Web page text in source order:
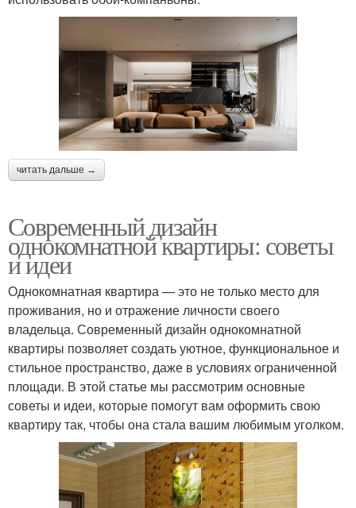
читать дальше →
Современный дизайн
однокомнатной квартиры: советы
и идеи
Однокомнатная квартира — это не только место для
проживания, но и отражение личности своего
владельца. Современный дизайн однокомнатной
квартиры позволяет создать уютное, функциональное и
стильное пространство, даже в условиях ограниченной
площади. В этой статье мы рассмотрим основные
советы и идеи, которые помогут вам оформить свою
квартиру так, чтобы она стала вашим любимым уголком.